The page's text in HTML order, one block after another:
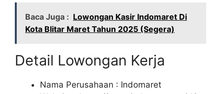
Baca Juga : Lowongan Kasir Indomaret Di
Kota Blitar Maret Tahun 2025 (Segera)
Detail Lowongan Kerja
Nama Perusahaan : Indomaret